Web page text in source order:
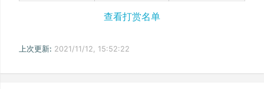
查看打赏名单
上次更新: 2021/11/12, 15:52:22